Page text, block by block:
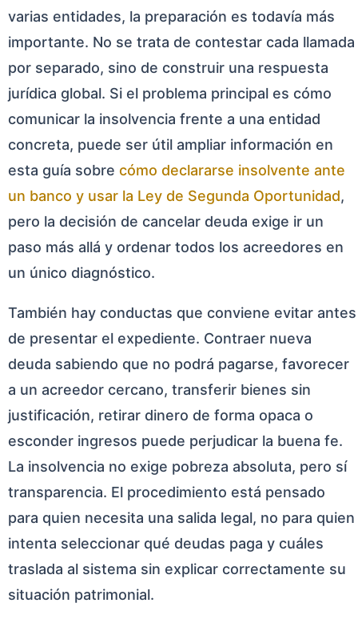
varias entidades, la preparación es todavía más
importante. No se trata de contestar cada llamada
por separado, sino de construir una respuesta
jurídica global. Si el problema principal es cómo
comunicar la insolvencia frente a una entidad
concreta, puede ser útil ampliar información en
esta guía sobre cómo declararse insolvente ante
un banco y usar la Ley de Segunda Oportunidad,
pero la decisión de cancelar deuda exige ir un
paso más allá y ordenar todos los acreedores en
un único diagnóstico.
También hay conductas que conviene evitar antes
de presentar el expediente. Contraer nueva
deuda sabiendo que no podrá pagarse, favorecer
a un acreedor cercano, transferir bienes sin
justificación, retirar dinero de forma opaca o
esconder ingresos puede perjudicar la buena fe.
La insolvencia no exige pobreza absoluta, pero sí
transparencia. El procedimiento está pensado
para quien necesita una salida legal, no para quien
intenta seleccionar qué deudas paga y cuáles
traslada al sistema sin explicar correctamente su
situación patrimonial.